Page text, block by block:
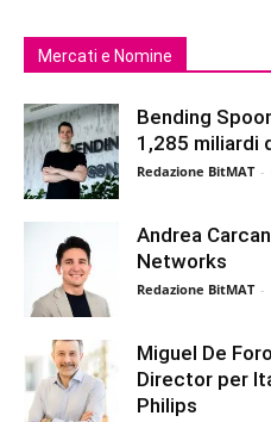
Mercati e Nomine
Bending
1,285 miliardi
Redazione BitMAT -
Andrea
Networks
Redazione BitMAT -
Miguel De
Director per
Philips